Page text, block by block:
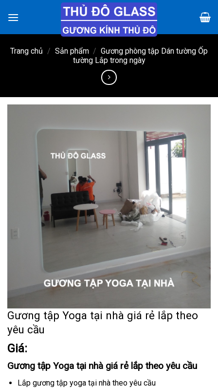
đến
Trang chủ / Sản phẩm / Gương phòng tập Dán tường Ốp
tường Lắp trong ngày
Gương tập Yoga tại nhà giá rẻ lắp theo
yêu cầu
Giá:
Gương tập Yoga tại nhà giá rẻ lắp theo yêu cầu
Lắp gương tập yoga tại nhà theo yêu cầu